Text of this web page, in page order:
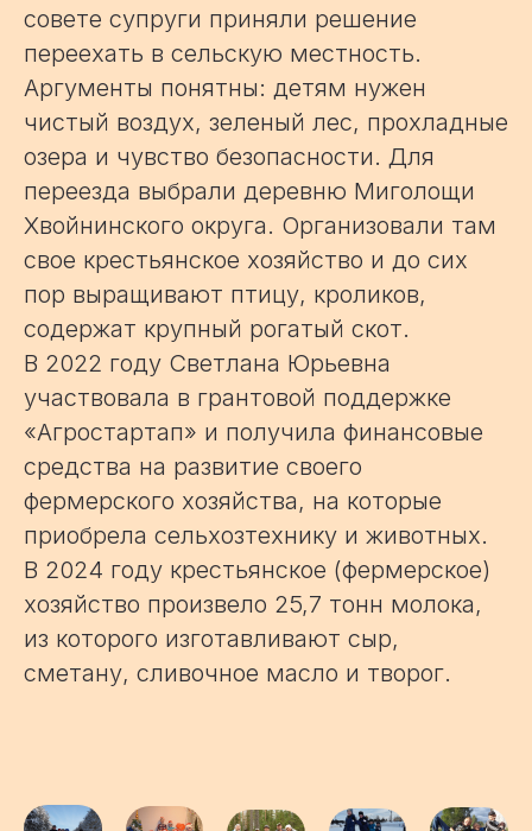
совете супруги приняли решение
переехать в сельскую местность.
Аргументы понятны: детям нужен
чистый воздух, зеленый лес, прохладные
озера и чувство безопасности. Для
переезда выбрали деревню Миголощи
Хвойнинского округа. Организовали там
свое крестьянское хозяйство и до сих
пор выращивают птицу, кроликов,
содержат крупный рогатый скот.
В 2022 году Светлана Юрьевна
участвовала в грантовой поддержке
«Агростартап» и получила финансовые
средства на развитие своего
фермерского хозяйства, на которые
приобрела сельхозтехнику и животных.
В 2024 году крестьянское (фермерское)
хозяйство произвело 25,7 тонн молока,
из которого изготавливают сыр,
сметану, сливочное масло и творог.